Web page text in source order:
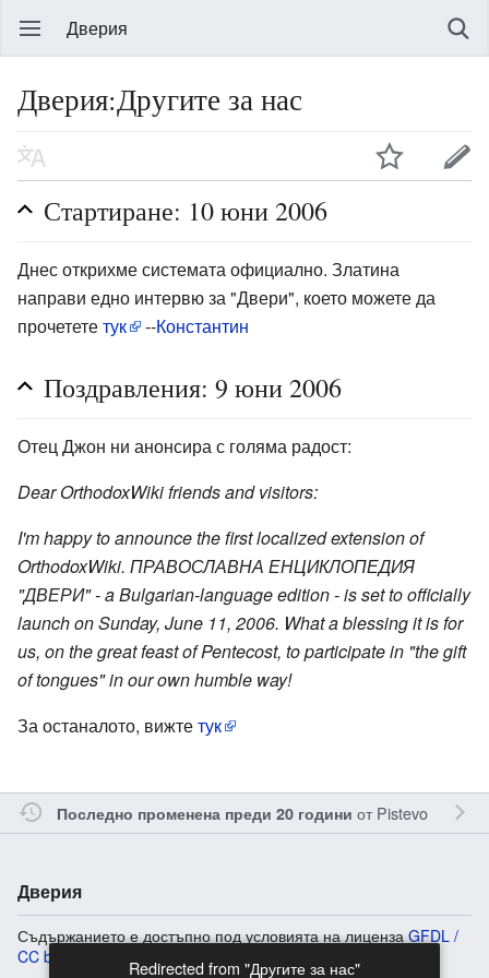
Дверия
Redirected from "Другите за нас"
Дверия:Другите за нас
Стартиране: 10 юни 2006
Днес открихме системата официално. Златина
направи едно интервю за "Двери", което можете да
прочетететук --Константин
Поздравления: 9 юни 2006
Отец Джон ни анонсира с голяма радост:
Dear OrthodoxWiki friends and visitors:
I'm happy to announce the first localized extension of
OrthodoxWiki. ПРАВОСЛАВНА ЕНЦИКЛОПЕДИЯ
"ДВЕРИ" - a Bulgarian-language edition - is set to officially
launch on Sunday, June 11, 2006. What a blessing it is for
us, on the great feast of Pentecost, to participate in "the gift
of tongues" in our own humble way!
За останалото, вижтетук
Последно променена преди 20 години от Pistevo
Дверия
Съдържанието е достъпно под условията на лицензаGFDL /
CC by-sa